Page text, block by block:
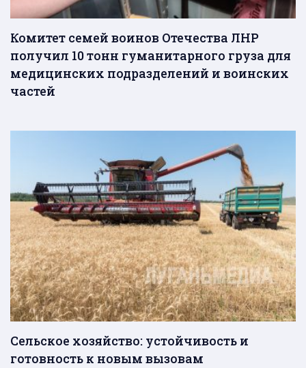
Комитет семей воинов Отечества ЛНР
получил 10 тонн гуманитарного груза для
медицинских подразделений и воинских
частей
Сельское хозяйство: устойчивость и
готовность к новым вызовам